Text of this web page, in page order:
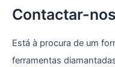
s
a
Contactar-nos
Está à procura de um
ferramentas